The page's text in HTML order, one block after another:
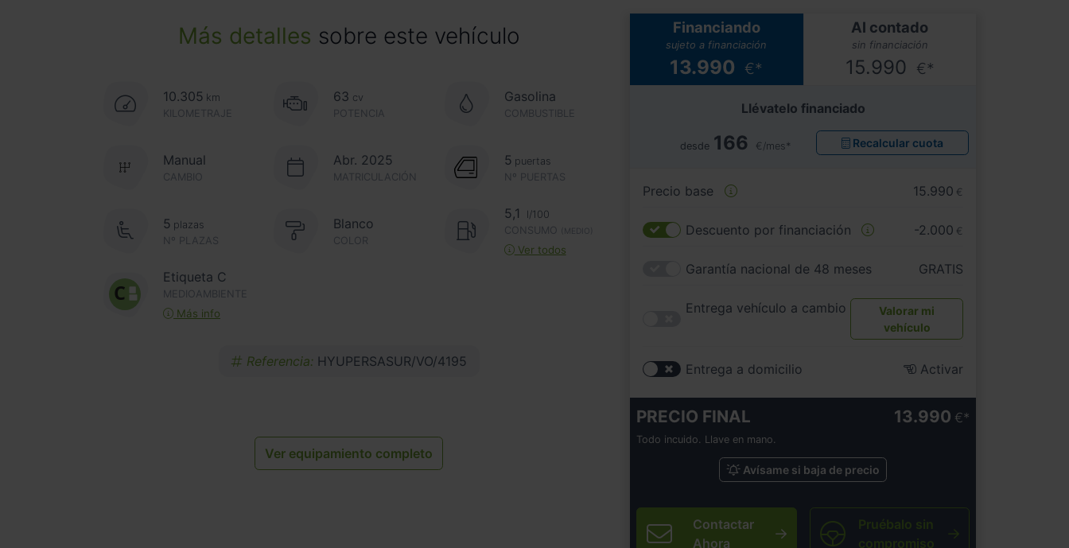
Más detalles sobre este vehículo
10.305 km
KILOMETRAJE
63 cv
POTENCIA
Gasolina
COMBUSTIBLE
CAMBIO
Manual Abr. 2025
MATRICULACIÓN Nº PUERTAS
5 puertas
Nº PLAZAS
5 plazas Blanco
COLOR
5,1
l/100
CONSUMO
(MEDIO)
Ver todos
Etiqueta C
MEDIOAMBIENTE
Más info
Referencia: HYUPERSASUR/VO/4195
Ver equipamiento completo
Financiando
sujeto a financiación
13.990 €*
Al contado
sin financiación
15.990 €*
Llévatelo financiado
desde 166 €/mes* Recalcular cuota
Precio base 15.990 €
Descuento por financiación -2.000 €
Garantía nacional de 48 meses GRATIS
Entrega vehículo a cambio
Valorar mi
vehículo
Entrega a domicilio Activar
PRECIO FINAL 13.990 €
Todo incuido. Llave en mano.
Avísame si baja de precio
Contactar
Ahora
Pruébalo sin
compromiso